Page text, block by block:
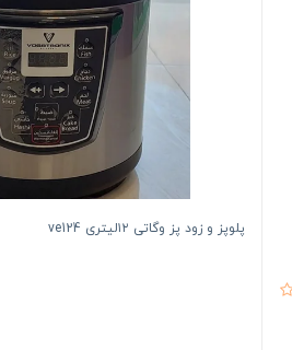
پلوپز و زود پز وگاتی ۱۲لیتری ve124